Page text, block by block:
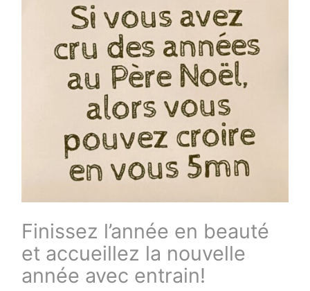
Finissez l’année en beauté
et accueillez la nouvelle
année avec entrain!